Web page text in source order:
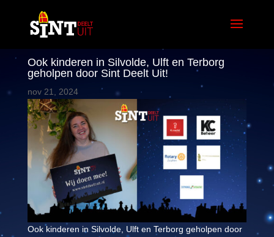
Ook kinderen in Silvolde, Ulft en Terborg
geholpen door Sint Deelt Uit!
nov 21, 2024
Ook kinderen in Silvolde, Ulft en Terborg geholpen door